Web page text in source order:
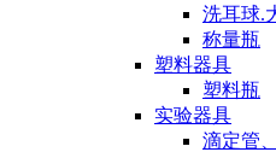
洗耳球.
称量瓶
塑料器具
塑料瓶
实验器具
滴定管